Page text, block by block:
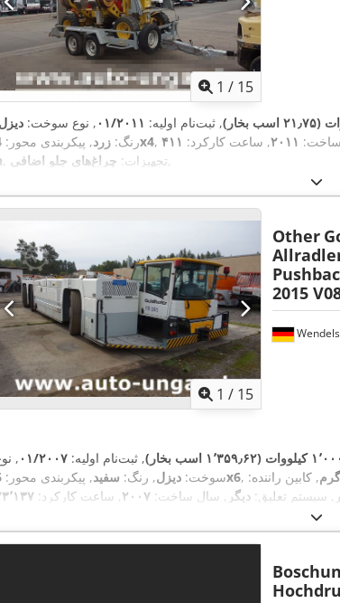
1 / 15
, ثبت‌نام اولیه: ۰۱/۲۰۱۱ , نوع سوخت:
رنگ: زرد, پیکربندی محور: 4x4 ۲۰۱۱, ساعت کارکرد: ۴۱۱
, تجهیزات: چراغ‌های جلو اضافی ,
1 / 15
Other
2015
۱٬۰۰۰ کیلووات (۱٬۳۵۹٫۶۲ اسب بخار) , ثبت‌نام اولیه: ۰۱/۲۰۰۷ ,
سوخت: دیزل, رنگ: سفید, پیکربندی محور: 6x6 , کابین راننده:
, سیستم تعلیق: دیگر , سال ساخت: ۲۰۰۷, ساعت کارکرد:
تهویه مطبوع, هیدرولیک, چراغ‌های جلو اضافی, چهار چرخ